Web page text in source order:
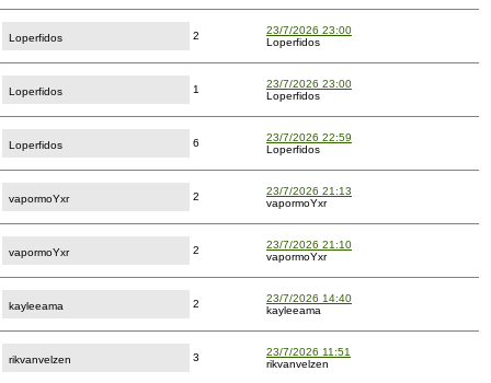
Loperfidos 2
23/7/2026 23:00
Loperfidos
Loperfidos 1
23/7/2026 23:00
Loperfidos
Loperfidos 6
23/7/2026 22:59
Loperfidos
vapormoYxr 2
23/7/2026 21:13
vapormoYxr
vapormoYxr 2
23/7/2026 21:10
vapormoYxr
kayleeama 2
23/7/2026 14:40
kayleeama
rikvanvelzen 3
23/7/2026 11:51
rikvanvelzen